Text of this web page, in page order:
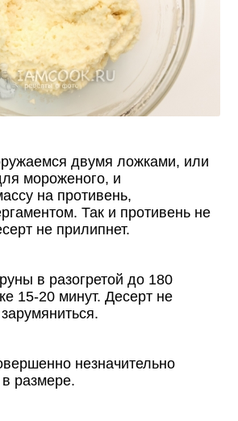
двумя ложками, или
мороженого, и
на противень,
Так и противень не
не прилипнет.
в разогретой до 180
15-20 минут. Десерт не
незначительно
размере.